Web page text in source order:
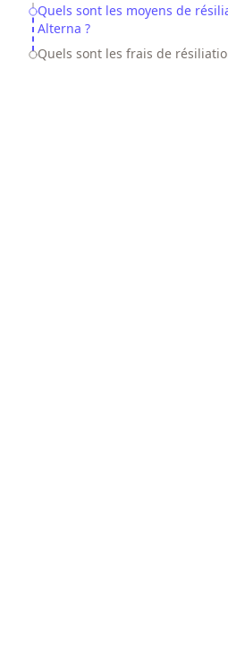
Quels sont les moyens de
Alterna ?
Quels sont les frais de